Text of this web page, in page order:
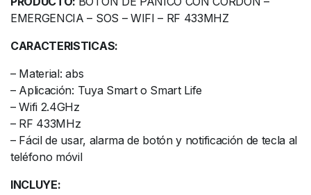
EMERGENCIA – SOS – WIFI – RF 433MHZ
CARACTERISTICAS:
– Material: abs
– Aplicación: Tuya Smart o Smart Life
– Wifi 2.4GHz
– RF 433MHz
– Fácil de usar, alarma de botón y notificación de tecla al
teléfono móvil
INCLUYE: